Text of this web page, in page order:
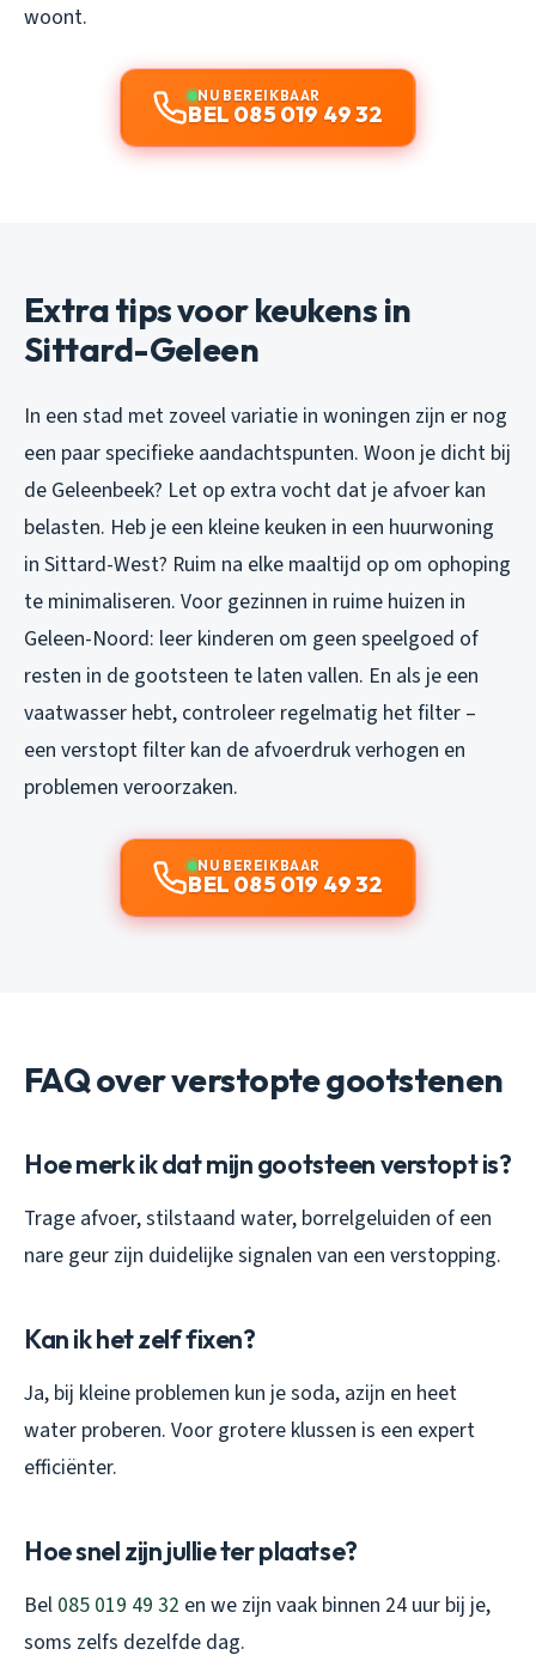
woont.
NU BEREIKBAAR
BEL 085 019 49 32
Extra tips voor keukens in
Sittard-Geleen
In een stad met zoveel variatie in woningen zijn er nog
een paar specifieke aandachtspunten. Woon je dicht bij
de Geleenbeek? Let op extra vocht dat je afvoer kan
belasten. Heb je een kleine keuken in een huurwoning
in Sittard-West? Ruim na elke maaltijd op om ophoping
te minimaliseren. Voor gezinnen in ruime huizen in
Geleen-Noord: leer kinderen om geen speelgoed of
resten in de gootsteen te laten vallen. En als je een
vaatwasser hebt, controleer regelmatig het filter –
een verstopt filter kan de afvoerdruk verhogen en
problemen veroorzaken.
NU BEREIKBAAR
BEL 085 019 49 32
FAQ over verstopte gootstenen
Hoe merk ik dat mijn gootsteen verstopt is?
Trage afvoer, stilstaand water, borrelgeluiden of een
nare geur zijn duidelijke signalen van een verstopping.
Kan ik het zelf fixen?
Ja, bij kleine problemen kun je soda, azijn en heet
water proberen. Voor grotere klussen is een expert
efficiënter.
Hoe snel zijn jullie ter plaatse?
Bel 085 019 49 32 en we zijn vaak binnen 24 uur bij je,
soms zelfs dezelfde dag.